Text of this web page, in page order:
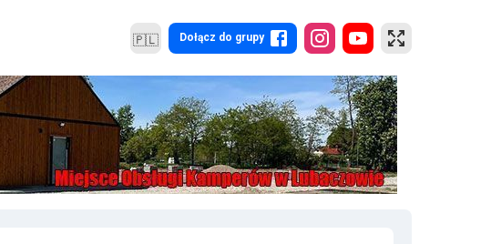
🇵🇱 Dołącz do grupy